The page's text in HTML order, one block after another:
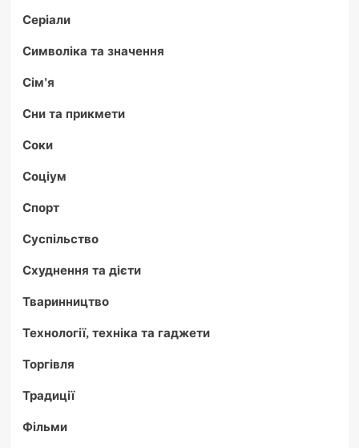
Серіали
Символіка та значення
Сім'я
Сни та прикмети
Соки
Соціум
Спорт
Суспільство
Схуднення та дієти
Тваринництво
Технології, техніка та гаджети
Торгівля
Традиції
Фільми